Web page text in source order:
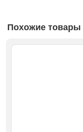
Похожие товары